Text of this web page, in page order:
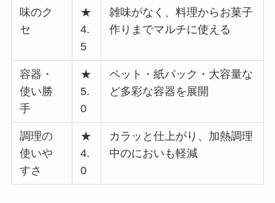
味のク
セ
★
4.
5
雑味がなく、料理からお菓子
作りまでマルチに使える
容器・
使い勝
手
★
5.
0
ペット・紙パック・大容量な
ど多彩な容器を展開
調理の
使いや
すさ
★
4.
0
カラッと仕上がり、加熱調理
中のにおいも軽減